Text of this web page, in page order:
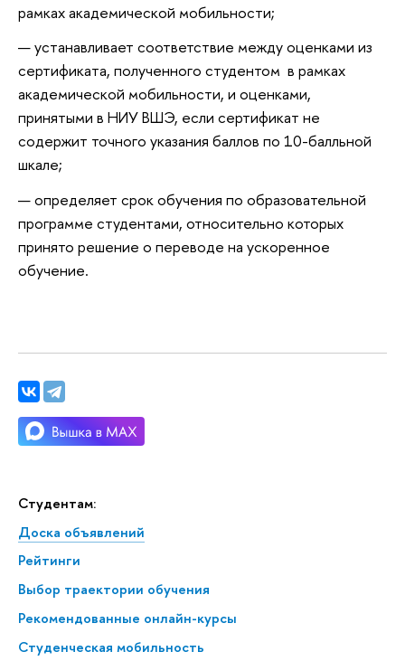
Студентам:
Доска объявлений
Рейтинги
Выбор траектории обучения
Рекомендованные онлайн-курсы
Студенческая мобильность
рамках академической мобильности;
устанавливает соответствие между оценками из
сертификата, полученного студентом в рамках
академической мобильности, и оценками,
принятыми в НИУ ВШЭ, если сертификат не
содержит точного указания баллов по 10-балльной
шкале;
определяет срок обучения по образовательной
программе студентами, относительно которых
принято решение о переводе на ускоренное
обучение.